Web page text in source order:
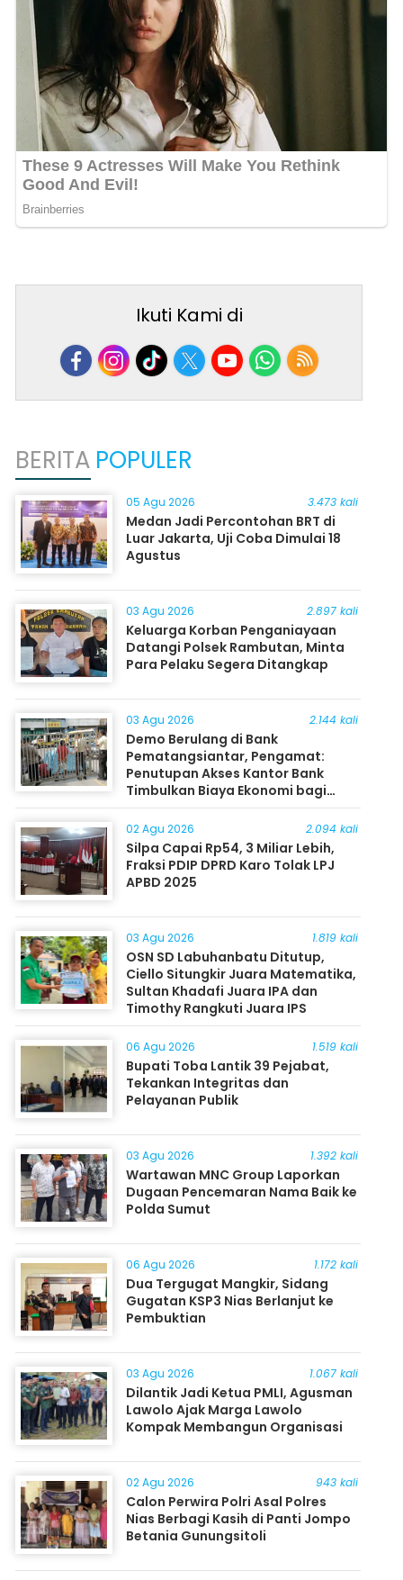
Ikuti Kami di
BERITA POPULER
05 Agu 2026 3.473 kali
Medan Jadi Percontohan BRT di
Luar Jakarta, Uji Coba Dimulai 18
Agustus
03 Agu 2026 2.897 kali
Keluarga Korban Penganiayaan
Datangi Polsek Rambutan, Minta
Para Pelaku Segera Ditangkap
03 Agu 2026 2.144 kali
Demo Berulang di Bank
Pematangsiantar, Pengamat:
Penutupan Akses Kantor Bank
Timbulkan Biaya Ekonomi bagi
Masyarakat
02 Agu 2026 2.094 kali
Silpa Capai Rp54, 3 Miliar Lebih,
Fraksi PDIP DPRD Karo Tolak LPJ
APBD 2025
03 Agu 2026 1.819 kali
OSN SD Labuhanbatu Ditutup,
Ciello Situngkir Juara Matematika,
Sultan Khadafi Juara IPA dan
Timothy Rangkuti Juara IPS
06 Agu 2026 1.519 kali
Bupati Toba Lantik 39 Pejabat,
Tekankan Integritas dan
Pelayanan Publik
03 Agu 2026 1.392 kali
Wartawan MNC Group Laporkan
Dugaan Pencemaran Nama Baik ke
Polda Sumut
06 Agu 2026 1.172 kali
Dua Tergugat Mangkir, Sidang
Gugatan KSP3 Nias Berlanjut ke
Pembuktian
03 Agu 2026 1.067 kali
Dilantik Jadi Ketua PMLI, Agusman
Lawolo Ajak Marga Lawolo
Kompak Membangun Organisasi
02 Agu 2026 943 kali
Calon Perwira Polri Asal Polres
Nias Berbagi Kasih di Panti Jompo
Betania Gunungsitoli